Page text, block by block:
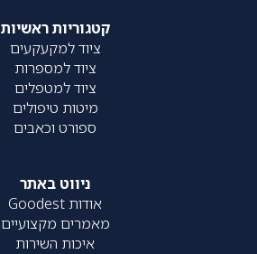
קטגוריות ראשיות
ציוד למקעקעים
ציוד למספרות
ציוד למטפלים
מיטות טיפולים
ספורט וכאבים
ניווט באתר
אודות Goodest
מאמרים מקצועיים
איכות השירות